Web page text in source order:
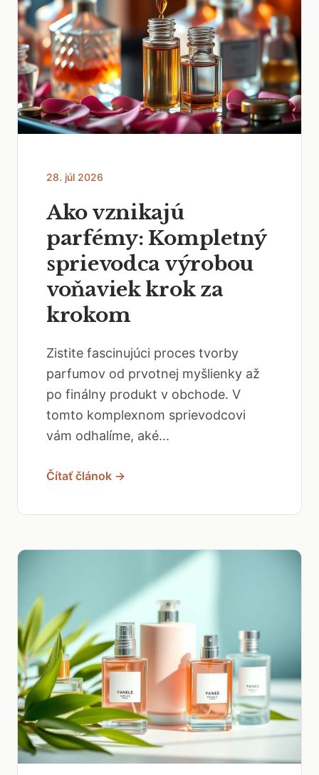
28. júl 2026
Ako vznikajú
parfémy: Kompletný
sprievodca výrobou
voňaviek krok za
krokom
Zistite fascinujúci proces tvorby
parfumov od prvotnej myšlienky až
po finálny produkt v obchode. V
tomto komplexnom sprievodcovi
vám odhalíme, aké...
Čítať článok →